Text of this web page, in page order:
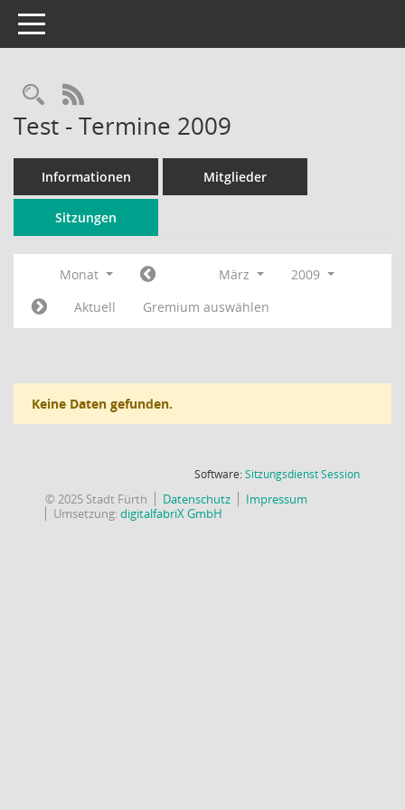
Toggle navigation
Rechercheauswahl
RSS-Feed
Test - Termine 2009
Informationen Mitglieder
Sitzungen
Monat März
2009
Aktuell
Gremium auswählen
Keine Daten gefunden.
Software:SitzungsdienstSession(Wird in
© 2025 Stadt Fürth Datenschutz
Impressum
Umsetzung:digitalfabriX GmbH